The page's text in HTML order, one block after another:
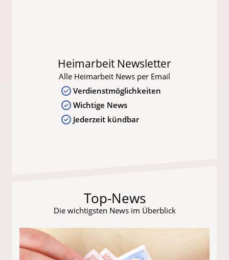
Heimarbeit Newsletter
Alle Heimarbeit News per Email
Verdienstmöglichkeiten
Wichtige News
Jederzeit kündbar
Top-News
Die wichtigsten News im Überblick